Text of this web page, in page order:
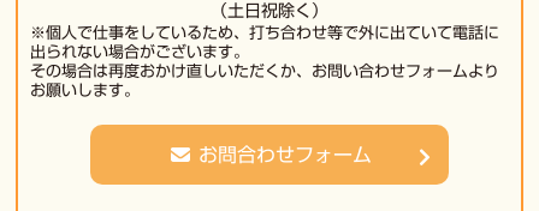
（土日祝除く）
※個人で仕事をしているため、打ち合わせ等で外に出ていて電話に
出られない場合がございます。
その場合は再度おかけ直しいただくか、お問い合わせフォームより
お願いします。
お問合わせフォーム